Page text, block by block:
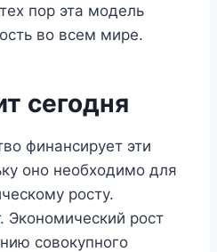
пор эта модель
во всем мире.
сегодня
финансирует эти
оно необходимо для
росту.
Экономический рост
совокупного